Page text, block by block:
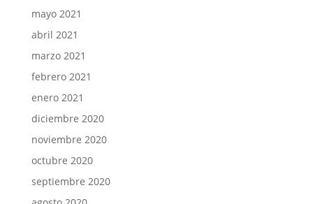
mayo 2021
abril 2021
marzo 2021
febrero 2021
enero 2021
diciembre 2020
noviembre 2020
octubre 2020
septiembre 2020